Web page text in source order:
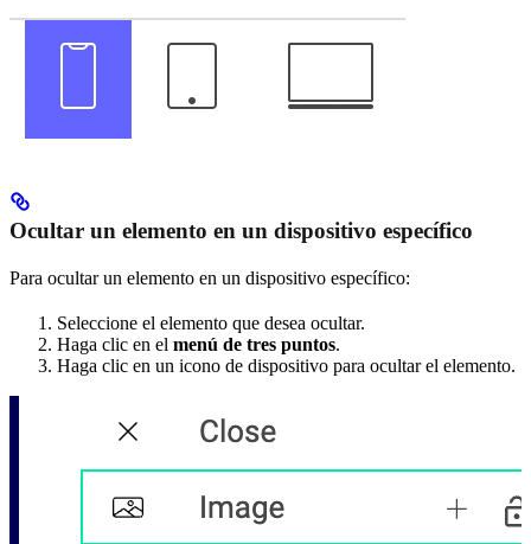
Ocultar un elemento en un dispositivo específico
Para ocultar un elemento en un dispositivo específico:
Seleccione el elemento que desea ocultar.
Haga clic en el menú de tres puntos.
Haga clic en un icono de dispositivo para ocultar el elemento.